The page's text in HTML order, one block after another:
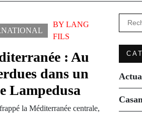
BYLANG
FILS
: Au
dans un
Lampedusa
la Méditerranée centrale,